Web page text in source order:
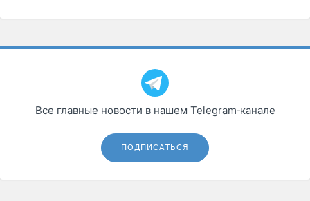
Все главные новости в нашем Telegram‑канале
ПОДПИСАТЬСЯ